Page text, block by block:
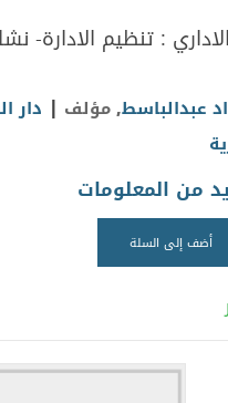
: تنظيم الادارة-
عبدالباسط, مؤلف | دار
من المعلومات
أضف إلى السلة